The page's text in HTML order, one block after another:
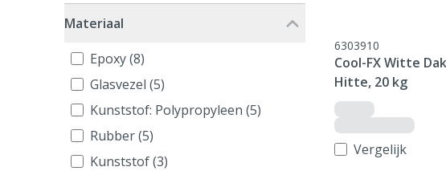
Materiaal
Epoxy (8)
Glasvezel (5)
Kunststof: Polypropyleen (5)
Rubber (5)
Kunststof (3)
6303910
Cool-FX Witte
Hitte, 20 kg
Vergelijk